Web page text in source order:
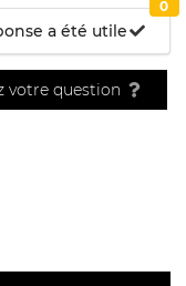
a été utile
0
votre question